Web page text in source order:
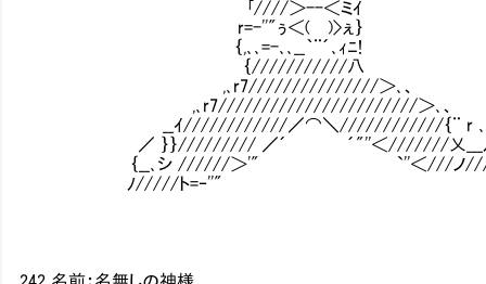
｢////＞--＜ミｲ
r=-''"ぅ＜( )>ぇ｝
｛,､､=-､､__｀¨´､ｨﾆ!
｛///////////八
,､r7///////////////＞､、
,､r7///////////////////////＞､、
__ｲ////////////／⌒＼////////////｛¨ r ､
／ ｝｝///////// ／´ ´"''＜///////乂___ﾉ
｛__､シ //////＞'" `''＜///ノ
ﾉ/////ト=‐''"
242 名前：名無しの神様